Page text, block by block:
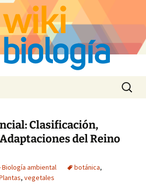
Buscar:
Clasificación,
del Reino
Biología ambiental botánica,
, vegetales